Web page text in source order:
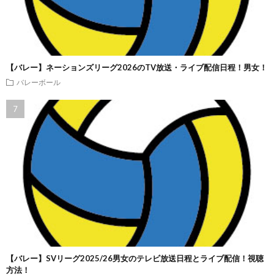
【バレー】ネーションズリーグ2026のTV放送・ライブ配信日程！男女！
バレーボール
【バレー】SVリーグ2025/26男女のテレビ放送日程とライブ配信！視聴
方法！